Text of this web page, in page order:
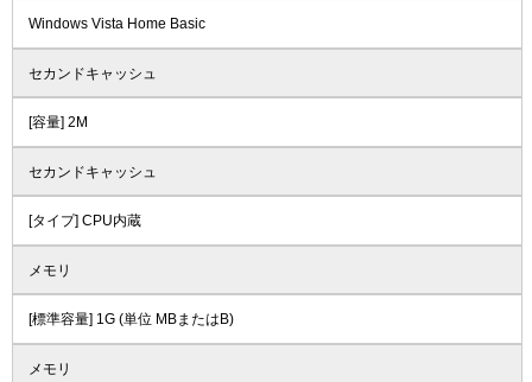
Windows Vista Home Basic
セカンドキャッシュ
[容量] 2M
セカンドキャッシュ
[タイプ] CPU内蔵
メモリ
[標準容量] 1G (単位 MBまたはB)
メモリ